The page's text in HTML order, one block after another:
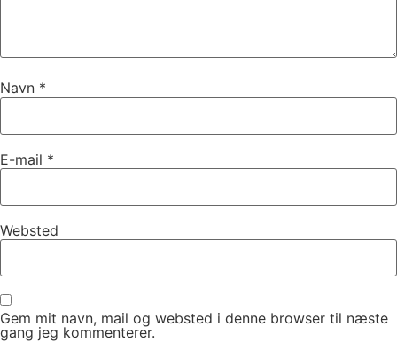
Navn *
E-mail *
Websted
Gem mit navn, mail og websted i denne browser til næste
gang jeg kommenterer.